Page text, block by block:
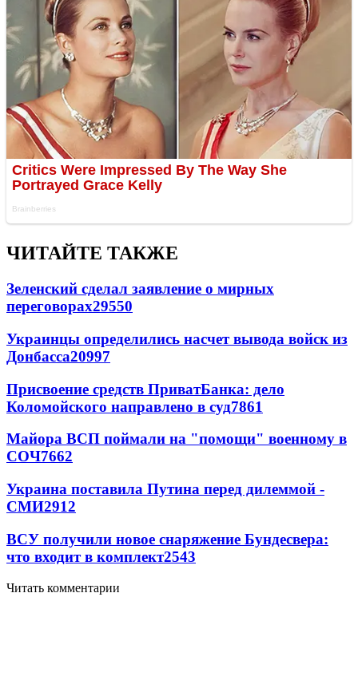
ЧИТАЙТЕ ТАКЖЕ
Зеленский сделал заявление о мирных
переговорах29550
Украинцы определились насчет вывода войск из
Донбасса20997
Присвоение средств ПриватБанка: дело
Коломойского направлено в суд7861
Майора ВСП поймали на "помощи" военному в
СОЧ7662
Украина поставила Путина перед дилеммой -
СМИ2912
ВСУ получили новое снаряжение Бундесвера:
что входит в комплект2543
Читать комментарии